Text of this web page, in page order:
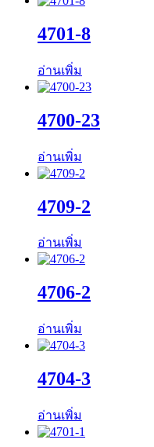
4701-8
อ่านเพิ่ม
4700-23
อ่านเพิ่ม
4709-2
อ่านเพิ่ม
4706-2
อ่านเพิ่ม
4704-3
อ่านเพิ่ม